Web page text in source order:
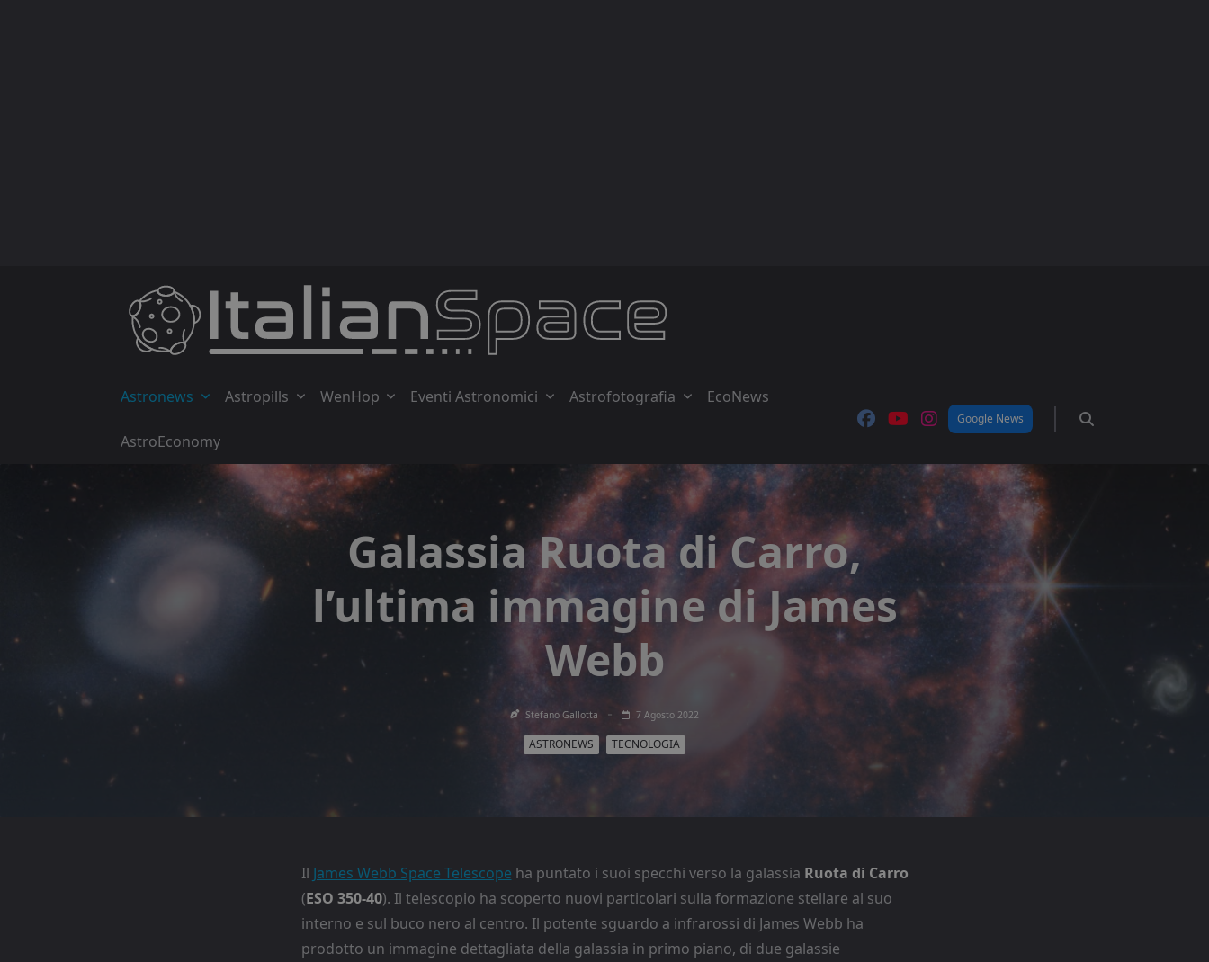
Astronews Astropills WenHop Eventi Astronomici Astrofotografia EcoNews
AstroEconomy
Google News
Galassia Ruota di Carro,
l’ultima immagine di James
Webb
Stefano Gallotta 7 Agosto 2022
ASTRONEWS TECNOLOGIA
Il James Webb Space Telescope ha puntato i suoi specchi verso la galassia Ruota di Carro
(ESO 350-40). Il telescopio ha scoperto nuovi particolari sulla formazione stellare al suo
interno e sul buco nero al centro. Il potente sguardo a infrarossi di James Webb ha
prodotto un immagine dettagliata della galassia in primo piano, di due galassie